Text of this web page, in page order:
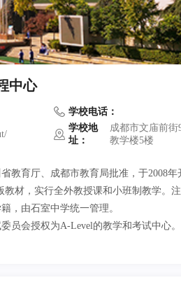
中心
学校电话：
学校地
址：
成都市文庙前
教学楼5楼
教育厅、成都市教育局批准，于2008
材，实行全外教授课和小班制教学。
，由石室中学统一管理。
员会授权为A-Level的教学和考试中心。